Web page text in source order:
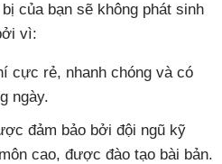
của bạn sẽ không phát sinh
vì:
cực rẻ, nhanh chóng và có
ngày.
đảm bảo bởi đội ngũ kỹ
cao, được đào tạo bài bản.